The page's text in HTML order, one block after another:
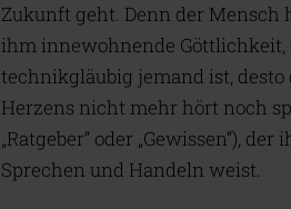
Zukunft geht. Denn der Mensch
ihm innewohnende
technikgläubig jemand ist, desto
Herzens nicht mehr hört noch
„Ratgeber“ oder „Gewissen“),
Sprechen und Handeln weist.